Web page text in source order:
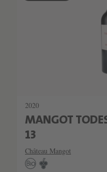
2020
MANGOT
13
Château Mangot